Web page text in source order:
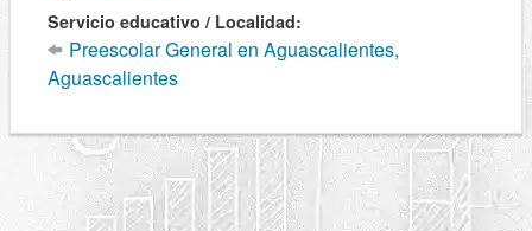
Servicio educativo / Localidad:
Preescolar General en Aguascalientes,
Aguascalientes